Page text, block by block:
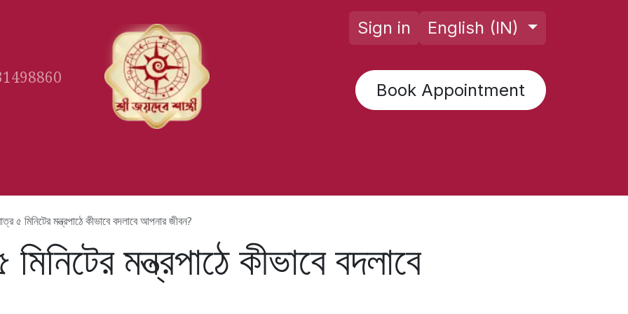
Sign in English (IN)
Book Appointment
৫ মিনিটের মন্ত্রপাঠে কীভাবে বদলাবে আপনার জীবন?
মন্ত্রপাঠে কীভাবে বদলাবে